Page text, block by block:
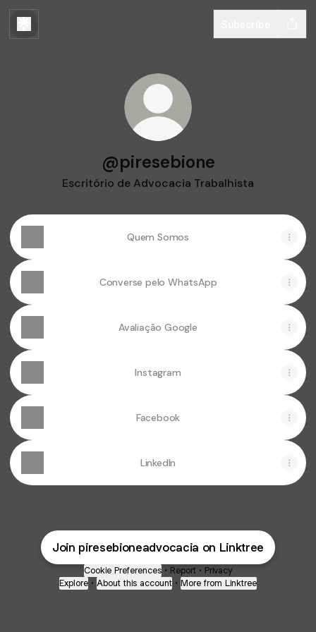
@piresebione
Escritório de Advocacia Trabalhista
Quem Somos
Converse pelo WhatsApp
Avaliação Google
Instagram
Facebook
LinkedIn
Join piresebioneadvocacia on Linktree
Cookie Preferences • Report • Privacy
Explore • About this account • More from Linktree